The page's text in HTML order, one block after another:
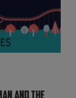
AND THE